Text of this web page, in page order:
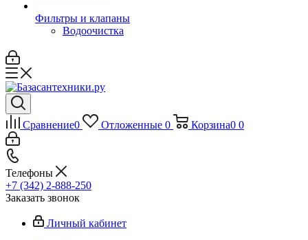
Фильтры и клапаны
Водоочистка
Сравнение0 Отложенные 0 Корзина0 0
Телефоны
+7 (342) 2-888-250
Заказать звонок
Личный кабинет